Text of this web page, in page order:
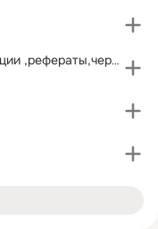
Дипломы, курсовые, диссертации ,рефераты,чертежи !